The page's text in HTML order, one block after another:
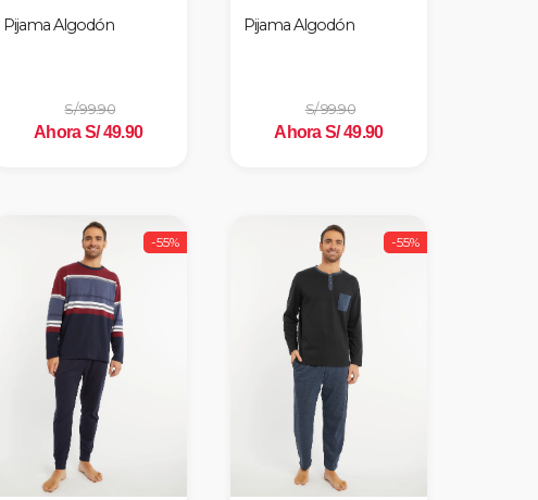
Pijama Algodón
S/ 99.90
Ahora S/ 49.90
Pijama Algodón
S/ 99.90
Ahora S/ 49.90
-55% -55%